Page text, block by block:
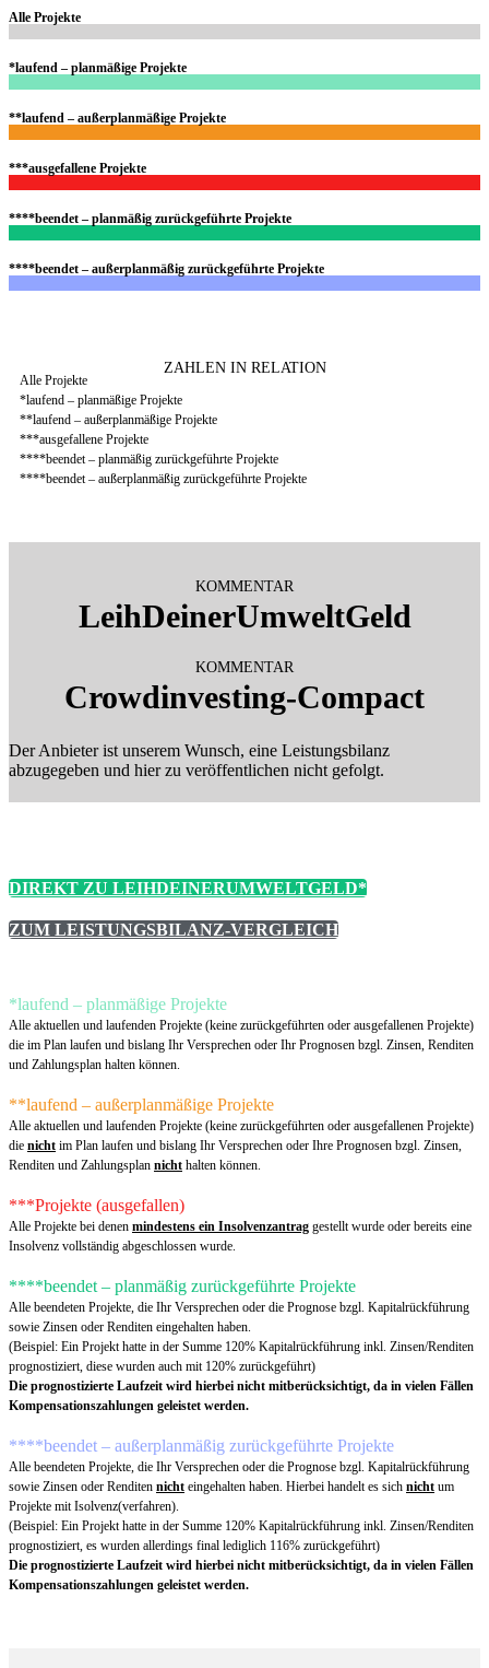
Alle Projekte
*laufend – planmäßige Projekte
**laufend – außerplanmäßige Projekte
***ausgefallene Projekte
****beendet – planmäßig zurückgeführte Projekte
****beendet – außerplanmäßig zurückgeführte Projekte
ZAHLEN IN RELATION
Alle Projekte​
*laufend – planmäßige Projekte
**laufend – außerplanmäßige Projekte
***ausgefallene Projekte
****beendet – planmäßig zurückgeführte Projekte
****beendet – außerplanmäßig zurückgeführte Projekte
KOMMENTAR
LeihDeinerUmweltGeld
KOMMENTAR
Crowdinvesting-Compact
Der Anbieter ist unserem Wunsch, eine Leistungsbilanz
abzugegeben und hier zu veröffentlichen nicht gefolgt.
DIREKT ZU LEIHDEINERUMWELTGELD*
ZUM LEISTUNGSBILANZ-VERGLEICH
*laufend – planmäßige Projekte
Alle aktuellen und laufenden Projekte (keine zurückgeführten oder ausgefallenen Projekte)
die im Plan laufen und bislang Ihr Versprechen oder Ihr Prognosen bzgl. Zinsen, Renditen
und Zahlungsplan halten können.
**laufend – außerplanmäßige Projekte
Alle aktuellen und laufenden Projekte (keine zurückgeführten oder ausgefallenen Projekte)
die nicht im Plan laufen und bislang Ihr Versprechen oder Ihre Prognosen bzgl. Zinsen,
Renditen und Zahlungsplan nicht halten können.
***Projekte (ausgefallen)
Alle Projekte bei denen mindestens ein Insolvenzantrag gestellt wurde oder bereits eine
Insolvenz vollständig abgeschlossen wurde.
****beendet – planmäßig zurückgeführte Projekte
Alle beendeten Projekte, die Ihr Versprechen oder die Prognose bzgl. Kapitalrückführung
sowie Zinsen oder Renditen eingehalten haben.
(Beispiel: Ein Projekt hatte in der Summe 120% Kapitalrückführung inkl. Zinsen/Renditen
prognostiziert, diese wurden auch mit 120% zurückgeführt)
Die prognostizierte Laufzeit wird hierbei nicht mitberücksichtigt, da in vielen Fällen
Kompensationszahlungen geleistet werden.
****beendet – außerplanmäßig zurückgeführte Projekte
Alle beendeten Projekte, die Ihr Versprechen oder die Prognose bzgl. Kapitalrückführung
sowie Zinsen oder Renditen nicht eingehalten haben. Hierbei handelt es sich nicht um
Projekte mit Isolvenz(verfahren).
(Beispiel: Ein Projekt hatte in der Summe 120% Kapitalrückführung inkl. Zinsen/Renditen
prognostiziert, es wurden allerdings final lediglich 116% zurückgeführt)
Die prognostizierte Laufzeit wird hierbei nicht mitberücksichtigt, da in vielen Fällen
Kompensationszahlungen geleistet werden.